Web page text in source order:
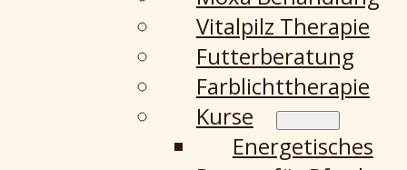
Vitalpilz Therapie
Futterberatung
Farblichttherapie
Kurse
Energetisches